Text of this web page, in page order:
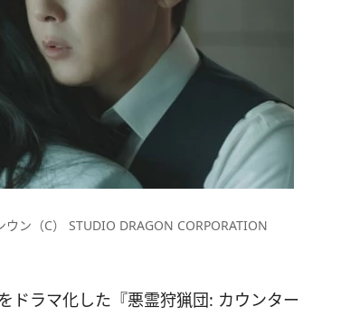
ン（C） STUDIO DRAGON CORPORATION
ドラマ化した『悪霊狩猟団: カウンター